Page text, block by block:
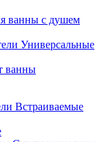
ванны с душем
Универсальные
ванны
Встраиваемые